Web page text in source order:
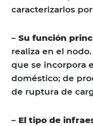
caracterizarlos
– Su función
realiza en el
que se incorpora
doméstico; de
de ruptura de
– El tipo de